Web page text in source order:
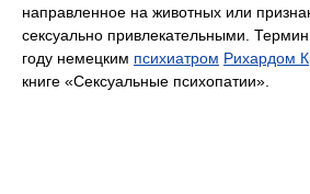
направленное на животных или
сексуально привлекательными.
году немецким психиатром Рихардом
книге «Сексуальные психопатии».